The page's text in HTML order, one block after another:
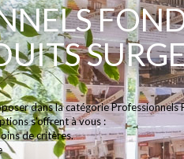
dans la catégorie
s'offrent à vous :
de critères.